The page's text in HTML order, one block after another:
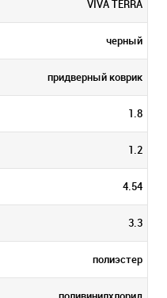
VIVA TERRA
черный
придверный коврик
1.8
1.2
4.54
3.3
полиэстер